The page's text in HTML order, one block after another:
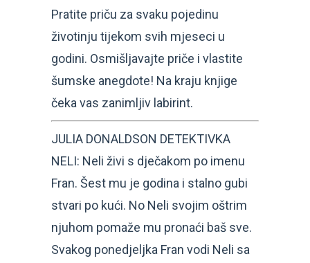
Pratite priču za svaku pojedinu
životinju tijekom svih mjeseci u
godini. Osmišljavajte priče i vlastite
šumske anegdote! Na kraju knjige
čeka vas zanimljiv labirint.
JULIA DONALDSON DETEKTIVKA
NELI: Neli živi s dječakom po imenu
Fran. Šest mu je godina i stalno gubi
stvari po kući. No Neli svojim oštrim
njuhom pomaže mu pronaći baš sve.
Svakog ponedjeljka Fran vodi Neli sa